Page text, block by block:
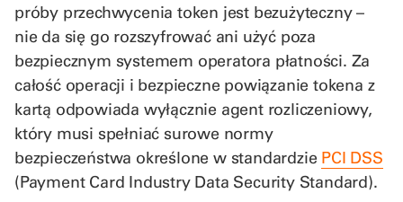
próby przechwycenia token jest bezużyteczny –
nie da się go rozszyfrować ani użyć poza
bezpiecznym systemem operatora płatności. Za
całość operacji i bezpieczne powiązanie tokena z
kartą odpowiada wyłącznie agent rozliczeniowy,
który musi spełniać surowe normy
bezpieczeństwa określone w standardzie PCI DSS
(Payment Card Industry Data Security Standard).